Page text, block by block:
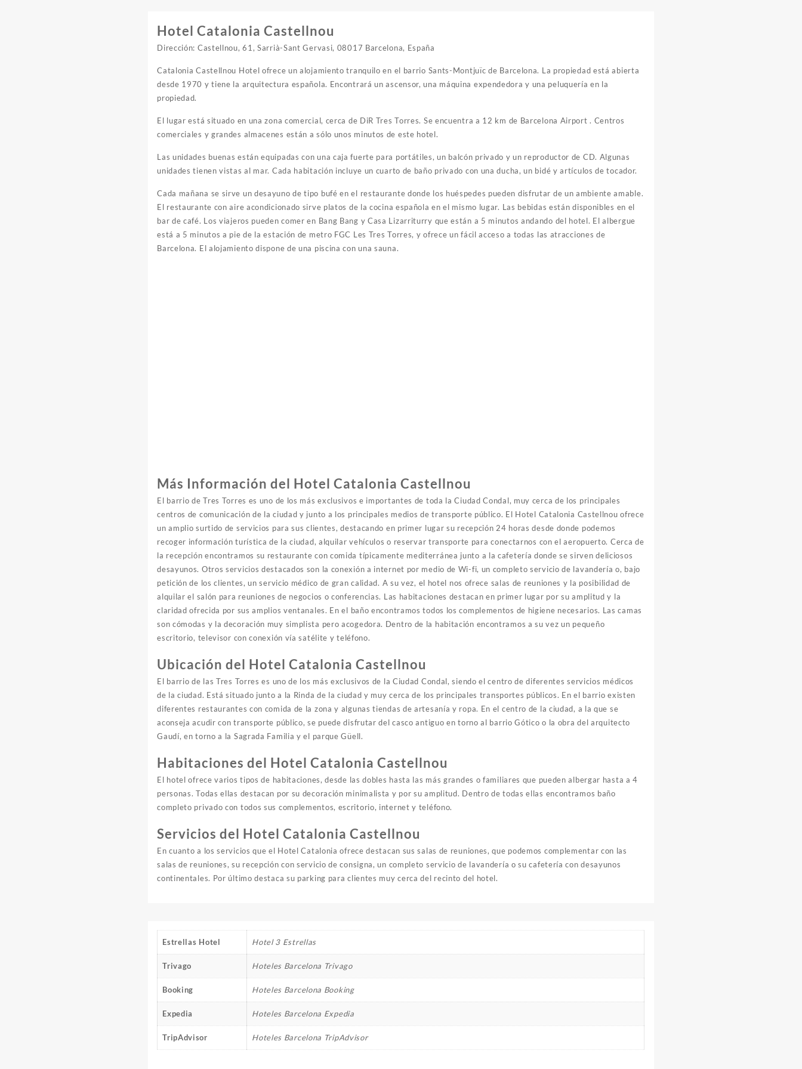
Hotel Catalonia Castellnou
Dirección: Castellnou, 61, Sarrià-Sant Gervasi, 08017 Barcelona, España
Catalonia Castellnou Hotel ofrece un alojamiento tranquilo en el barrio Sants-Montjuïc de Barcelona. La propiedad está abierta
desde 1970 y tiene la arquitectura española. Encontrará un ascensor, una máquina expendedora y una peluquería en la
propiedad.
El lugar está situado en una zona comercial, cerca de DiR Tres Torres. Se encuentra a 12 km de Barcelona Airport . Centros
comerciales y grandes almacenes están a sólo unos minutos de este hotel.
Las unidades buenas están equipadas con una caja fuerte para portátiles, un balcón privado y un reproductor de CD. Algunas
unidades tienen vistas al mar. Cada habitación incluye un cuarto de baño privado con una ducha, un bidé y artículos de tocador.
Cada mañana se sirve un desayuno de tipo bufé en el restaurante donde los huéspedes pueden disfrutar de un ambiente amable.
El restaurante con aire acondicionado sirve platos de la cocina española en el mismo lugar. Las bebidas están disponibles en el
bar de café. Los viajeros pueden comer en Bang Bang y Casa Lizarriturry que están a 5 minutos andando del hotel. El albergue
está a 5 minutos a pie de la estación de metro FGC Les Tres Torres, y ofrece un fácil acceso a todas las atracciones de
Barcelona. El alojamiento dispone de una piscina con una sauna.
Más Información del Hotel Catalonia Castellnou
El barrio de Tres Torres es uno de los más exclusivos e importantes de toda la Ciudad Condal, muy cerca de los principales
centros de comunicación de la ciudad y junto a los principales medios de transporte público. El Hotel Catalonia Castellnou ofrece
un amplio surtido de servicios para sus clientes, destacando en primer lugar su recepción 24 horas desde donde podemos
recoger información turística de la ciudad, alquilar vehículos o reservar transporte para conectarnos con el aeropuerto. Cerca de
la recepción encontramos su restaurante con comida típicamente mediterránea junto a la cafetería donde se sirven deliciosos
desayunos. Otros servicios destacados son la conexión a internet por medio de Wi-fi, un completo servicio de lavandería o, bajo
petición de los clientes, un servicio médico de gran calidad. A su vez, el hotel nos ofrece salas de reuniones y la posibilidad de
alquilar el salón para reuniones de negocios o conferencias. Las habitaciones destacan en primer lugar por su amplitud y la
claridad ofrecida por sus amplios ventanales. En el baño encontramos todos los complementos de higiene necesarios. Las camas
son cómodas y la decoración muy simplista pero acogedora. Dentro de la habitación encontramos a su vez un pequeño
escritorio, televisor con conexión vía satélite y teléfono.
Ubicación del Hotel Catalonia Castellnou
El barrio de las Tres Torres es uno de los más exclusivos de la Ciudad Condal, siendo el centro de diferentes servicios médicos
de la ciudad. Está situado junto a la Rinda de la ciudad y muy cerca de los principales transportes públicos. En el barrio existen
diferentes restaurantes con comida de la zona y algunas tiendas de artesanía y ropa. En el centro de la ciudad, a la que se
aconseja acudir con transporte público, se puede disfrutar del casco antiguo en torno al barrio Gótico o la obra del arquitecto
Gaudí, en torno a la Sagrada Familia y el parque Güell.
Habitaciones del Hotel Catalonia Castellnou
El hotel ofrece varios tipos de habitaciones, desde las dobles hasta las más grandes o familiares que pueden albergar hasta a 4
personas. Todas ellas destacan por su decoración minimalista y por su amplitud. Dentro de todas ellas encontramos baño
completo privado con todos sus complementos, escritorio, internet y teléfono.
Servicios del Hotel Catalonia Castellnou
En cuanto a los servicios que el Hotel Catalonia ofrece destacan sus salas de reuniones, que podemos complementar con las
salas de reuniones, su recepción con servicio de consigna, un completo servicio de lavandería o su cafetería con desayunos
continentales. Por último destaca su parking para clientes muy cerca del recinto del hotel.
Estrellas Hotel Hotel 3 Estrellas
Trivago Hoteles Barcelona Trivago
Booking Hoteles Barcelona Booking
Expedia Hoteles Barcelona Expedia
TripAdvisor Hoteles Barcelona TripAdvisor